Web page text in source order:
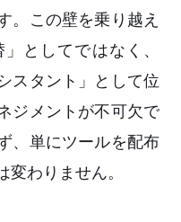
。この壁を乗り越え
としてではなく、
スタント」として位
ジメントが不可欠で
、単にツールを配布
わりません。